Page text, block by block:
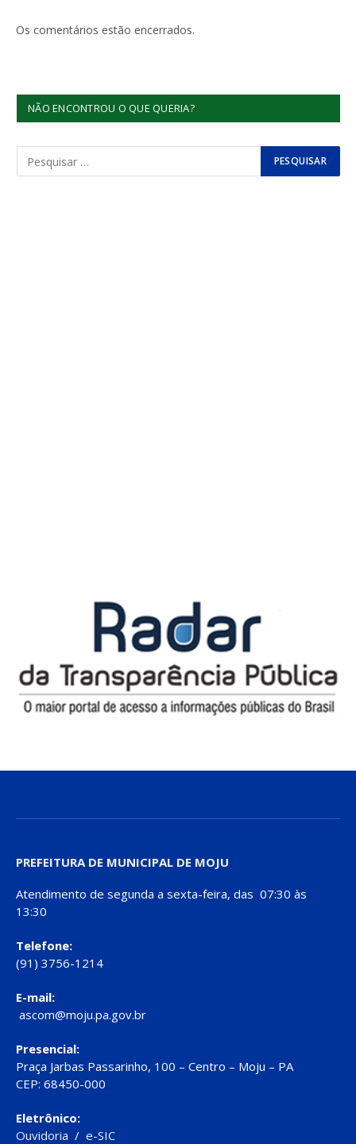
Os comentários estão encerrados.
NÃO ENCONTROU O QUE QUERIA?
PREFEITURA DE MUNICIPAL DE MOJU
Atendimento de segunda a sexta-feira, das 07:30 às
13:30
Telefone:
(91) 3756-1214
E-mail:
ascom@moju.pa.gov.br
Presencial:
Praça Jarbas Passarinho, 100 – Centro – Moju – PA
CEP: 68450-000
Eletrônico:
Ouvidoria / e-SIC